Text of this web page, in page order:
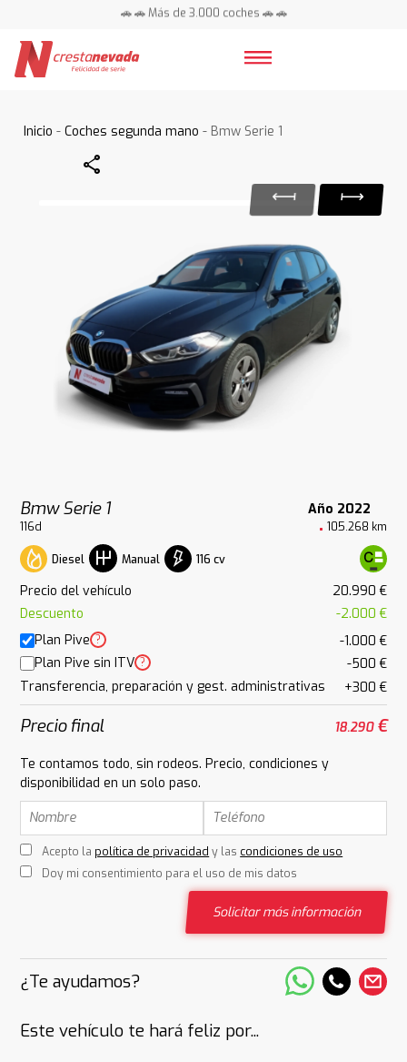
🚗 🚗 Más de 3.000 coches 🚗 🚗
Inicio -Coches segunda mano - Bmw Serie 1
Share
Bmw Serie 1 Año 2022
116d 105.268 km
Diesel Manual 116 cv
Precio del vehículo
20.990 €
Descuento
-2.000 €
Plan Pive ?
-1.000 €
Plan Pive sin ITV ?
-500 €
Transferencia, preparación y gest. administrativas
+300 €
Precio final 18.290€
Te contamos todo, sin rodeos. Precio, condiciones y
disponibilidad en un solo paso.
Acepto la política de privacidad y las condiciones de uso
Doy mi consentimiento para el uso de mis datos
Solicitar más información
¿Te ayudamos?
Este vehículo te hará feliz por...